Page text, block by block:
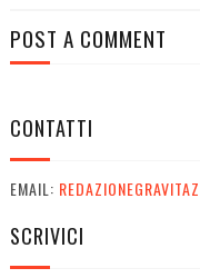
POST A COMMENT
CONTATTI
EMAIL:
SCRIVICI